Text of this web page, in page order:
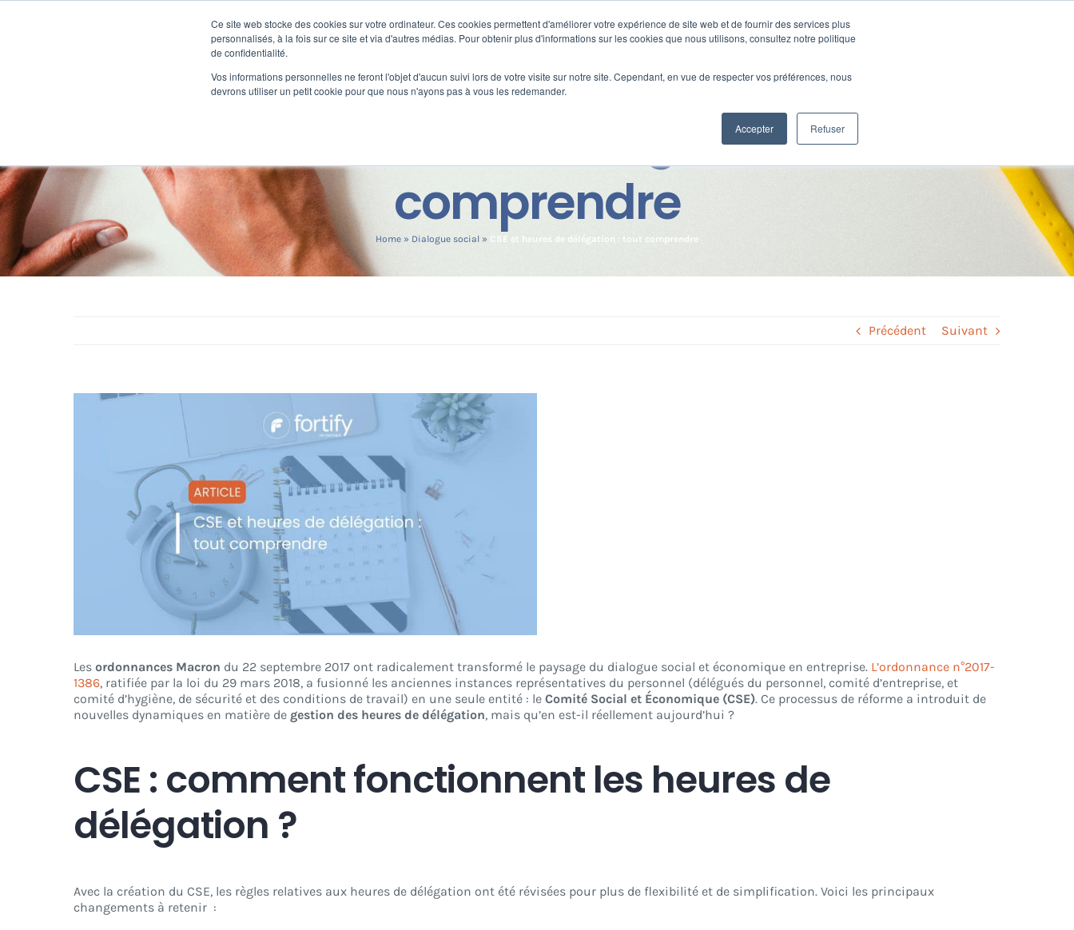
Ce site web stocke des cookies sur votre ordinateur. Ces cookies permettent d'améliorer votre expérience de site web et de fournir des services plus
personnalisés, à la fois sur ce site et via d'autres médias. Pour obtenir plus d'informations sur les cookies que nous utilisons, consultez notre politique
de confidentialité.
Vos informations personnelles ne feront l'objet d'aucun suivi lors de votre visite sur notre site. Cependant, en vue de respecter vos préférences, nous
devrons utiliser un petit cookie pour que nous n'ayons pas à vous les redemander.
Accepter Refuser
Nos offres Formation Nos clients Fortify Ressources SUPPORT
CSE et heures de délégation : tout
comprendre
Home » Dialogue social » CSE et heures de délégation : tout comprendre
Précédent Suivant
Les ordonnances Macron du 22 septembre 2017 ont radicalement transformé le paysage du dialogue social et économique en entreprise. L’ordonnance n°2017-
1386, ratifiée par la loi du 29 mars 2018, a fusionné les anciennes instances représentatives du personnel (délégués du personnel, comité d’entreprise, et
comité d’hygiène, de sécurité et des conditions de travail) en une seule entité : le Comité Social et Économique (CSE). Ce processus de réforme a introduit de
nouvelles dynamiques en matière de gestion des heures de délégation, mais qu’en est-il réellement aujourd’hui ?
CSE : comment fonctionnent les heures de
délégation ?
Avec la création du CSE, les règles relatives aux heures de délégation ont été révisées pour plus de flexibilité et de simplification. Voici les principaux
changements à retenir :